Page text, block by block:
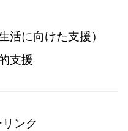
活に向けた支援）
支援
ンク